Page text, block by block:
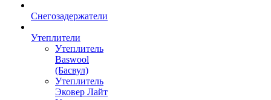
Снегозадержатели
Утеплители
Утеплитель
Baswool
(Басвул)
Утеплитель
Эковер Лайт